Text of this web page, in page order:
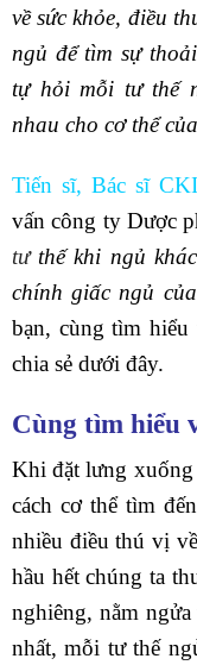
về sức khỏe, điều
ngủ để tìm sự
tự hỏi mỗi tư thế
nhau cho cơ thể
Tiến sĩ, Bác sĩ
vấn công ty Dược
tư thế khi ngủ
chính giấc ngủ
bạn, cùng tìm
chia sẻ dưới đây.
Cùng tìm hiểu
Khi đặt lưng
cách cơ thể tìm
nhiều điều thú vị
hầu hết chúng ta
nghiêng, nằm
nhất, mỗi tư thế